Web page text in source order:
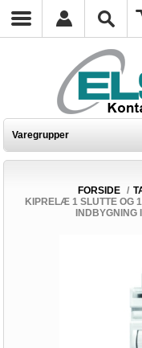
Varegrupper
FORSIDE /
KIPRELÆ 1 SLUTTE OG
INDBYGNING